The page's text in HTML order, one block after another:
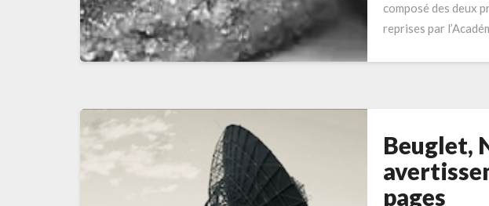
composé des deux
reprises par
Beuglet,
Nicolas
« L’ultime
avertissement »
Beuglet,
pages